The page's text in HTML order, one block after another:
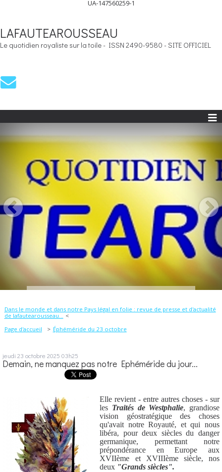
UA-147560259-1
LAFAUTEAROUSSEAU
Le quotidien royaliste sur la toile - ISSN 2490-9580 - SITE OFFICIEL
Dans le monde et dans notre Pays légal en folie : revue de presse et d'actualité
de lafautearousseau...
Page d'accueil
Éphéméride du 23 octobre
jeudi 23 octobre 2025 03h25
Demain, ne manquez pas notre Ephéméride du jour...
Elle revient - entre autres choses - sur
les Traités de Westphalie, grandiose
vision géostratégique des choses
qu'avait notre Royauté, et qui nous
libéra, pour deux siècles du danger
germanique, permettant notre
prépondérance en Europe aux
XVIIème et XVIIIème siècle, nos
deux "Grands siècles".